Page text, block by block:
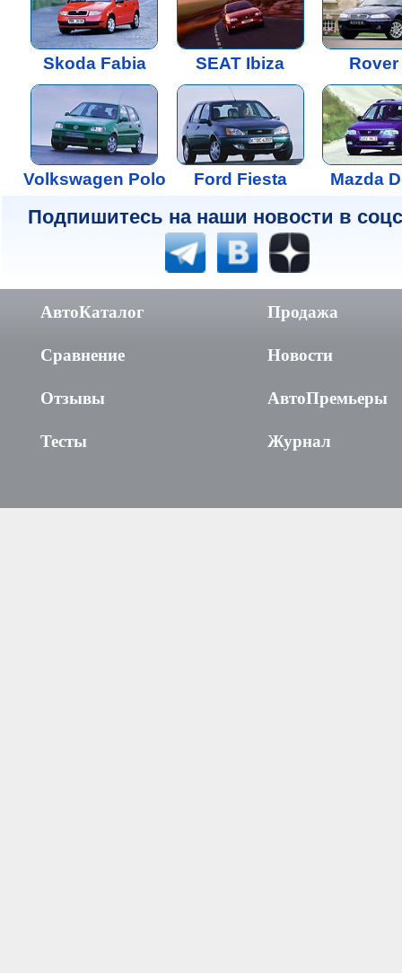
Skoda Fabia SEAT Ibiza Rover
Volkswagen Polo Ford Fiesta Mazda
Подпишитесь на наши новости в
АвтоКаталог
Сравнение
Отзывы
Тесты
Продажа
Новости
АвтоПремьеры
Журнал